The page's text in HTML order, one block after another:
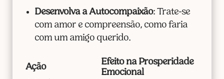
Desenvolva a Autocompaixão: Trate-se
com amor e compreensão, como faria
com um amigo querido.
Ação
Efeito na Prosperidade
Emocional